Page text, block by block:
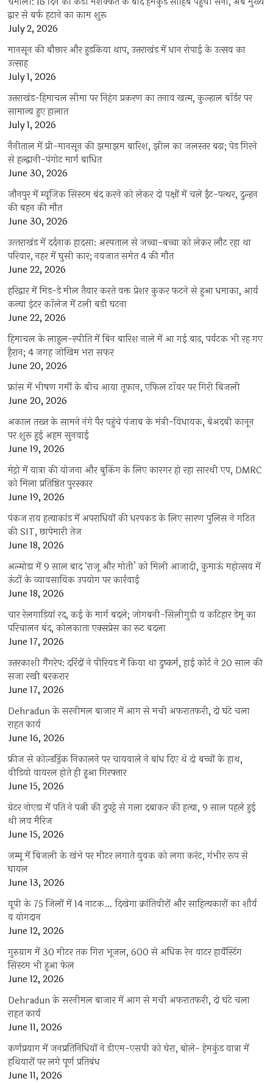
द्वार से बर्फ हटाने का काम शुरू
July 2, 2026
मानसून की बौछार और हुड़किया थाप, उत्तराखंड में धान रोपाई के उत्सव का
उत्साह
July 1, 2026
उत्तराखंड-हिमाचल सीमा पर निहंग प्रकरण का तनाव खत्म, कुल्हाल बॉर्डर पर
सामान्य हुए हालात
July 1, 2026
नैनीताल में प्री-मानसून की झमाझम बारिश, झील का जलस्तर बढ़ा; पेड़ गिरने
से हल्द्वानी-पंगोट मार्ग बाधित
June 30, 2026
जौनपुर में म्यूजिक सिस्टम बंद करने को लेकर दो पक्षों में चले ईंट-पत्थर, दुल्हन
की बहन की मौत
June 30, 2026
उत्‍तराखंड में दर्दनाक हादसा: अस्पताल से जच्चा-बच्चा को लेकर लौट रहा था
परिवार, नहर में घुसी कार; नवजात समेत 4 की मौत
June 22, 2026
हरिद्वार में मिड-डे मील तैयार करते वक्त प्रेशर कुकर फटने से हुआ धमाका, आर्य
कन्या इंटर कॉलेज में टली बड़ी घटना
June 22, 2026
हिमाचल के लाहुल-स्पीति में बिन बारिश नाले में आ गई बाढ़, पर्यटक भी रह गए
हैरान; 4 जगह जोखिम भरा सफर
June 20, 2026
फ्रांस में भीषण गर्मी के बीच आया तूफान, एफिल टॉवर पर गिरी बिजली
June 20, 2026
अकाल तख्त के सामने नंगे पैर पहुंचे पंजाब के मंत्री-विधायक, बेअदबी कानून
पर शुरू हुई अहम सुनवाई
June 19, 2026
मेट्रो में यात्रा की योजना और बुकिंग के लिए कारगर हो रहा सारथी एप, DMRC
को मिला प्रतिष्ठित पुरस्कार
June 19, 2026
पंकज राय हत्याकांड में अपराधियों की धरपकड़ के लिए सारण पुलिस ने गठित
की SIT, छापेमारी तेज
June 18, 2026
अल्मोड़ा में 9 साल बाद ‘राजू और मोती’ को मिली आजादी, कुमाऊं महोत्सव में
ऊंटों के व्यावसायिक उपयोग पर कार्रवाई
June 18, 2026
चार रेलगाड़ियां रद, कई के मार्ग बदले; जोगबनी-सिलीगुड़ी व कटिहार डेमू का
परिचालन बंद, कोलकाता एक्सप्रेस का रूट बदला
June 17, 2026
उत्तरकाशी गैंगरेप: दरिंदों ने पीरियड में किया था दुष्कर्म, हाई कोर्ट ने 20 साल की
सजा रखी बरकरार
June 17, 2026
Dehradun के सरनीमल बाजार में आग से मची अफरातफरी, दो घंटे चला
राहत कार्य
June 16, 2026
फ्रीज से कोल्डड्रिंक निकालने पर चायवाले ने बांध दिए थे दो बच्चों के हाथ,
वीडियो वायरल होते ही हुआ गिरफ्तार
June 15, 2026
ग्रेटर नोएडा में पति ने पत्नी की दुपट्टे से गला दबाकर की हत्या, 9 साल पहले हुई
थी लव मैरिज
June 15, 2026
जम्मू में बिजली के खंभे पर मीटर लगाते युवक को लगा करंट, गंभीर रूप से
घायल
June 13, 2026
यूपी के 75 जिलों में 14 नाटक… दिखेगा क्रांतिवीरों और साहित्यकारों का शौर्य
व योगदान
June 12, 2026
गुरुग्राम में 30 मीटर तक गिरा भूजल, 600 से अधिक रेन वाटर हार्वेस्टिंग
सिस्टम भी हुआ फेल
June 12, 2026
Dehradun के सरनीमल बाजार में आग से मची अफरातफरी, दो घंटे चला
राहत कार्य
June 11, 2026
कर्णप्रयाग में जनप्रतिनिधियों ने डीएम-एसपी को घेरा, बोले- हेमकुंड यात्रा में
हथियारों पर लगे पूर्ण प्रतिबंध
June 11, 2026